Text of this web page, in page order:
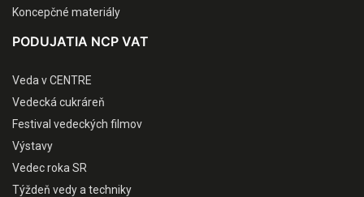
Koncepčné materiály
PODUJATIA NCP VAT
Veda v CENTRE
Vedecká cukráreň
Festival vedeckých filmov
Výstavy
Vedec roka SR
Týždeň vedy a techniky